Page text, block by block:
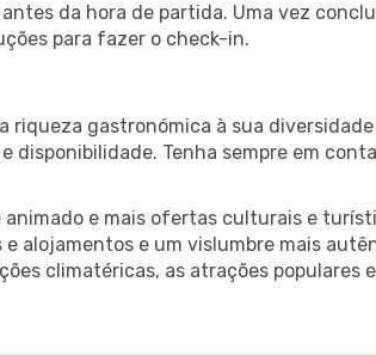
da hora de partida. Uma vez
para fazer o check-in.
riqueza gastronómica à sua
Tenha sempre em
e mais ofertas culturais e
alojamentos e um vislumbre mais
climatéricas, as atrações populares